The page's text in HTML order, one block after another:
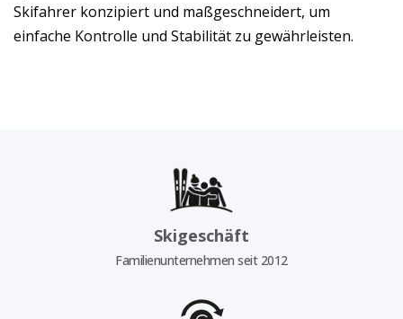
Skifahrer konzipiert und maßgeschneidert, um
einfache Kontrolle und Stabilität zu gewährleisten.
Skigeschäft
Familienunternehmen seit 2012